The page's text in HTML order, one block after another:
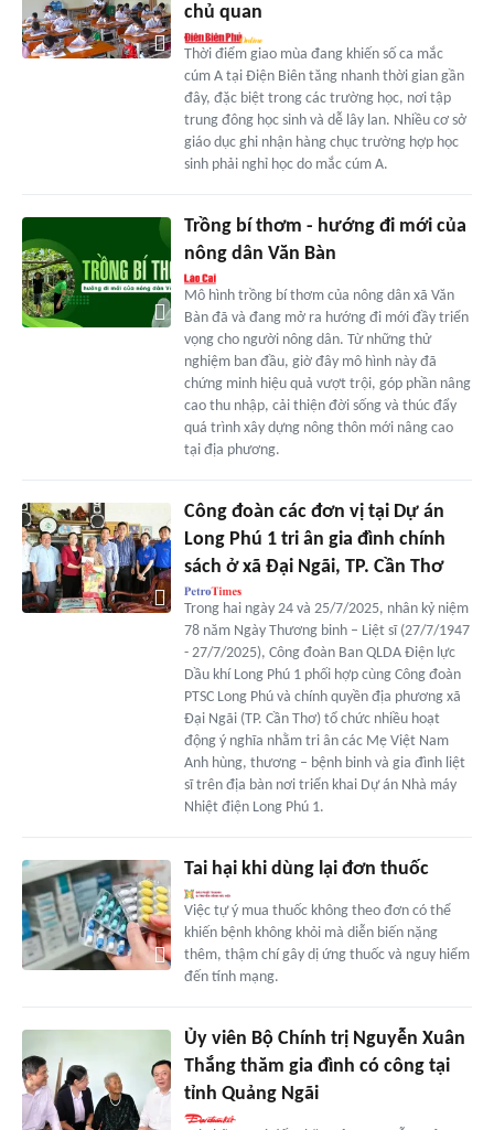
chủ quan
Thời điểm giao mùa đang khiến số ca mắc
cúm A tại Điện Biên tăng nhanh thời gian gần
đây, đặc biệt trong các trường học, nơi tập
trung đông học sinh và dễ lây lan. Nhiều cơ sở
giáo dục ghi nhận hàng chục trường hợp học
sinh phải nghỉ học do mắc cúm A.
Trồng bí thơm - hướng đi mới của
nông dân Văn Bàn
Mô hình trồng bí thơm của nông dân xã Văn
Bàn đã và đang mở ra hướng đi mới đầy triển
vọng cho người nông dân. Từ những thử
nghiệm ban đầu, giờ đây mô hình này đã
chứng minh hiệu quả vượt trội, góp phần nâng
cao thu nhập, cải thiện đời sống và thúc đẩy
quá trình xây dựng nông thôn mới nâng cao
tại địa phương.
Công đoàn các đơn vị tại Dự án
Long Phú 1 tri ân gia đình chính
sách ở xã Đại Ngãi, TP. Cần Thơ
Trong hai ngày 24 và 25/7/2025, nhân kỷ niệm
78 năm Ngày Thương binh – Liệt sĩ (27/7/1947
- 27/7/2025), Công đoàn Ban QLDA Điện lực
Dầu khí Long Phú 1 phối hợp cùng Công đoàn
PTSC Long Phú và chính quyền địa phương xã
Đại Ngãi (TP. Cần Thơ) tổ chức nhiều hoạt
động ý nghĩa nhằm tri ân các Mẹ Việt Nam
Anh hùng, thương – bệnh binh và gia đình liệt
sĩ trên địa bàn nơi triển khai Dự án Nhà máy
Nhiệt điện Long Phú 1.
Tai hại khi dùng lại đơn thuốc
Việc tự ý mua thuốc không theo đơn có thể
khiến bệnh không khỏi mà diễn biến nặng
thêm, thậm chí gây dị ứng thuốc và nguy hiểm
đến tính mạng.
Ủy viên Bộ Chính trị Nguyễn Xuân
Thắng thăm gia đình có công tại
tỉnh Quảng Ngãi